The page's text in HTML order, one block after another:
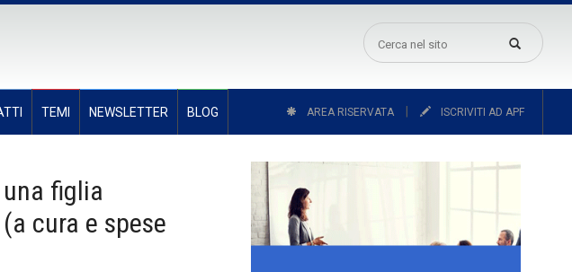
TEMI NEWSLETTER BLOG AREA RISERVATA ISCRIVITI AD APF
una figlia
cura e spese